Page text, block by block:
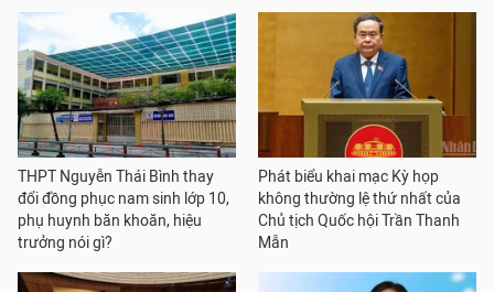
THPT Nguyễn Thái Bình thay
đổi đồng phục nam sinh lớp 10,
phụ huynh băn khoăn, hiệu
trưởng nói gì?
Phát biểu khai mạc Kỳ họp
không thường lệ thứ nhất của
Chủ tịch Quốc hội Trần Thanh
Mẫn